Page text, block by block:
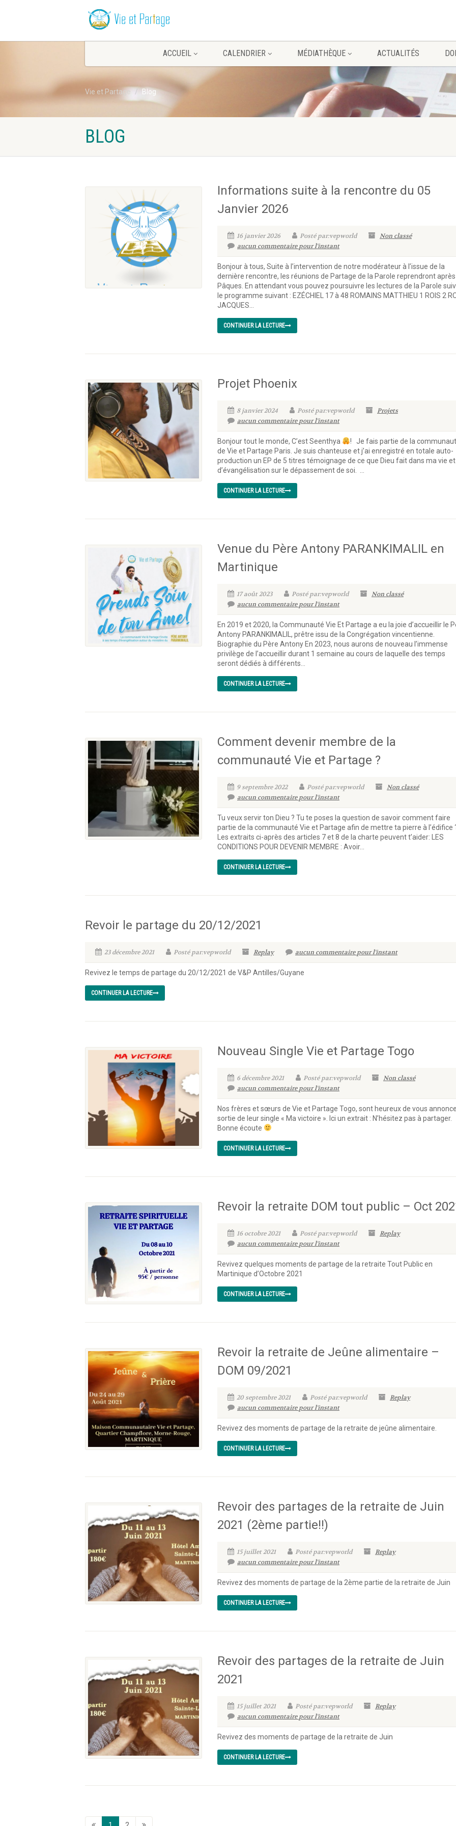
ACCUEIL CALENDRIER MÉDIATHÈQUE ACTUALITÉS
Vie et Partage Blog
BLOG
Informations suite à la rencontre du 05
Janvier 2026
16 janvier 2026 Posté par:vepworld
Non classé
aucun commentaire pour l'instant
Bonjour à tous, Suite à l’intervention de notre modérateur à l’issue de la
dernière rencontre, les réunions de Partage de la Parole reprendront après
Pâques. En attendant vous pouvez poursuivre les lectures de la Parole
le programme suivant : EZÉCHIEL 17 à 48 ROMAINS MATTHIEU 1 ROIS 2
JACQUES...
CONTINUER LA LECTURE
Projet Phoenix
8 janvier 2024 Posté par:vepworld
Projets
aucun commentaire pour l'instant
Bonjour tout le monde, C’est Seenthya
! Je fais partie de la
de Vie et Partage Paris. Je suis chanteuse et j’ai enregistré en totale auto-
production un EP de 5 titres témoignage de ce que Dieu fait dans ma vie et
d’évangélisation sur le dépassement de soi. ...
CONTINUER LA LECTURE
Venue du Père Antony PARANKIMALIL en
Martinique
17 août 2023 Posté par:vepworld
Non classé
aucun commentaire pour l'instant
En 2019 et 2020, la Communauté Vie Et Partage a eu la joie d’accueillir le
Antony PARANKIMALIL, prêtre issu de la Congrégation vincentienne.
Biographie du Père Antony En 2023, nous aurons de nouveau l’immense
privilège de l’accueillir durant 1 semaine au cours de laquelle des temps
seront dédiés à différents...
CONTINUER LA LECTURE
Comment devenir membre de la
communauté Vie et Partage ?
9 septembre 2022 Posté par:vepworld
Non classé
aucun commentaire pour l'instant
Tu veux servir ton Dieu ? Tu te poses la question de savoir comment faire
partie de la communauté Vie et Partage afin de mettre ta pierre à l’édifice
Les extraits ci-après des articles 7 et 8 de la charte peuvent t’aider: LES
CONDITIONS POUR DEVENIR MEMBRE : Avoir...
CONTINUER LA LECTURE
Revoir le partage du 20/12/2021
23 décembre 2021 Posté par:vepworld Replay aucun commentaire pour l'instant
Revivez le temps de partage du 20/12/2021 de V&P Antilles/Guyane
CONTINUER LA LECTURE
Nouveau Single Vie et Partage Togo
6 décembre 2021 Posté par:vepworld
Non classé
aucun commentaire pour l'instant
Nos frères et sœurs de Vie et Partage Togo, sont heureux de vous
sortie de leur single « Ma victoire ». Ici un extrait : N’hésitez pas à partager.
Bonne écoute
CONTINUER LA LECTURE
Revoir la retraite DOM tout public – Oct
16 octobre 2021 Posté par:vepworld
Replay
aucun commentaire pour l'instant
Revivez quelques moments de partage de la retraite Tout Public en
Martinique d’Octobre 2021
CONTINUER LA LECTURE
Revoir la retraite de Jeûne alimentaire –
DOM 09/2021
20 septembre 2021 Posté par:vepworld
Replay
aucun commentaire pour l'instant
Revivez des moments de partage de la retraite de jeûne alimentaire.
CONTINUER LA LECTURE
Revoir des partages de la retraite de Juin
2021 (2ème partie!!)
15 juillet 2021 Posté par:vepworld
Replay
aucun commentaire pour l'instant
Revivez des moments de partage de la 2ème partie de la retraite de Juin
CONTINUER LA LECTURE
Revoir des partages de la retraite de Juin
2021
15 juillet 2021 Posté par:vepworld
Replay
aucun commentaire pour l'instant
Revivez des moments de partage de la retraite de Juin
CONTINUER LA LECTURE